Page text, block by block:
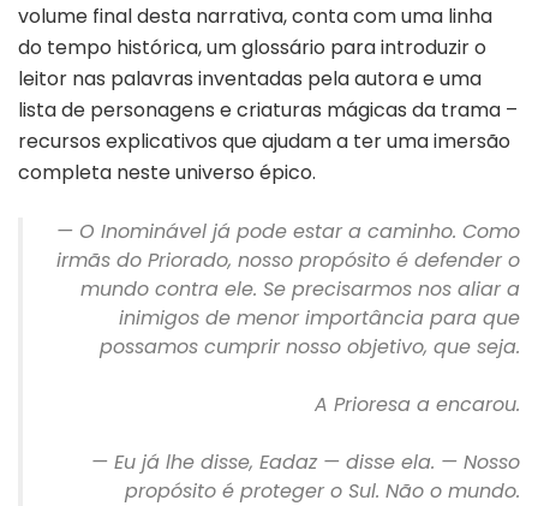
volume final desta narrativa, conta com uma linha
do tempo histórica, um glossário para introduzir o
leitor nas palavras inventadas pela autora e uma
lista de personagens e criaturas mágicas da trama –
recursos explicativos que ajudam a ter uma imersão
completa neste universo épico.
— O Inominável já pode estar a caminho. Como
irmãs do Priorado, nosso propósito é defender o
mundo contra ele. Se precisarmos nos aliar a
inimigos de menor importância para que
possamos cumprir nosso objetivo, que seja.
A Prioresa a encarou.
— Eu já lhe disse, Eadaz — disse ela. — Nosso
propósito é proteger o Sul. Não o mundo.